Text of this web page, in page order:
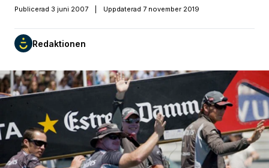
Publicerad 3 juni 2007 Uppdaterad 7 november 2019
Redaktionen